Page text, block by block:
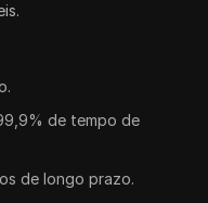
de tempo de
de longo prazo.